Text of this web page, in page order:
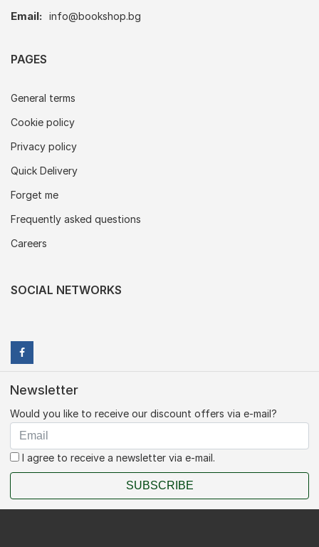
Email: info@bookshop.bg
PAGES
General terms
Cookie policy
Privacy policy
Quick Delivery
Forget me
Frequently asked questions
Careers
SOCIAL NETWORKS
Newsletter
Would you like to receive our discount offers via e-mail?
I agree to receive a newsletter via e-mail.
SUBSCRIBE